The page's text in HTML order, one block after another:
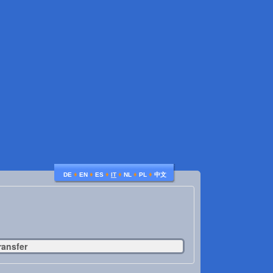
DE ♦ EN ♦ ES ♦ IT ♦ NL ♦ PL ♦ 中文